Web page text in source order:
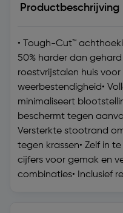
Productbeschrijving
• Tough-Cut™
50% harder dan
roestvrijstalen huis
weerbestendigheid•
minimaliseert
beschermt tegen
Versterkte stootrand
tegen krassen• Zelf in
cijfers voor gemak en
combinaties• Inclusief